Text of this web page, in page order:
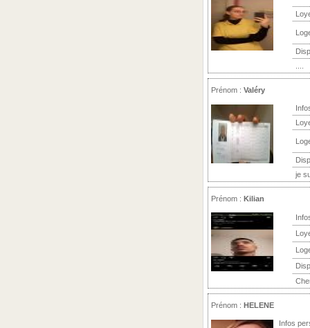
Prénom : Valéry
je
Prénom : Kilian
Prénom : HELENE
Infos